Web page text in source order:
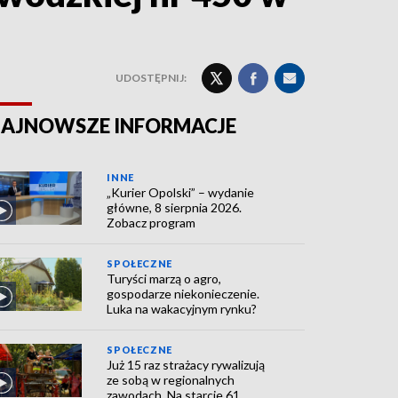
UDOSTĘPNIJ:
INFORMACJE
INNE
„Kurier Opolski” – wydanie
główne, 8 sierpnia 2026.
Zobacz program
SPOŁECZNE
Turyści marzą o agro,
gospodarze niekonieczenie.
Luka na wakacyjnym rynku?
SPOŁECZNE
Już 15 raz strażacy rywalizują
ze sobą w regionalnych
zawodach. Na starcie 61